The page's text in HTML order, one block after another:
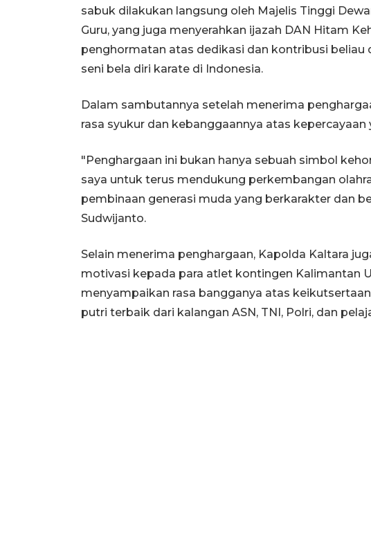
sabuk dilakukan langsung oleh Majelis Tinggi
Guru, yang juga menyerahkan ijazah DAN Hitam
penghormatan atas dedikasi dan kontribusi
seni bela diri karate di Indonesia.
Dalam sambutannya setelah menerima
rasa syukur dan kebanggaannya atas kepercayaan
"Penghargaan ini bukan hanya sebuah simbol
saya untuk terus mendukung perkembangan
pembinaan generasi muda yang berkarakter dan
Sudwijanto.
Selain menerima penghargaan, Kapolda Kaltara
motivasi kepada para atlet kontingen Kalimantan
menyampaikan rasa bangganya atas
putri terbaik dari kalangan ASN, TNI, Polri, dan